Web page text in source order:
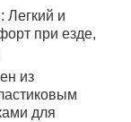
: Легкий и
при езде,
из
для